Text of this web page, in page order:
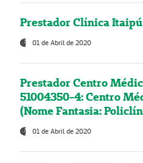
Prestador Clínica
01 de Abril de 2020
Prestador Centro
51004350-4: Centro
(Nome Fantasia:
01 de Abril de 2020